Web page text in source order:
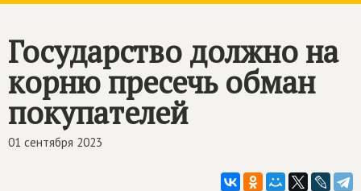
Государство должно на
корню пресечь обман
покупателей
01 сентября 2023